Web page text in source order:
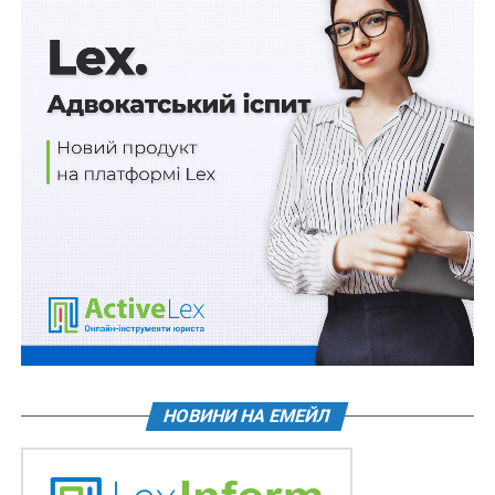
Фахівці із супроводу ветеранів
можуть працювати віддалено
Уточнено й строки дії посвідчень осіб з інвалідністю
внаслідок війни. Для тих, у кого перегляд інвалідності
призначено до 1 січня цього року, посвідчення
залишатиметься чинним до 1 листопада 2025го або 1
квітня 2026 року – залежно від віку, статі та групи
У разі неможливості пройти перегляд після 1 січня
2025 року, термін дії посвідчення автоматично
подовжується до 1 липня 2025го.
ветеранів у Дії
контузії, каліцтва чи захворювання як підставу для
НОВИНИ НА ЕМЕЙЛ